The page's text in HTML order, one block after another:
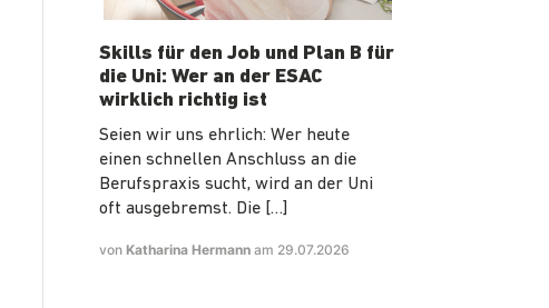
Skills für den Job und Plan B für
die Uni: Wer an der ESAC
wirklich richtig ist
Seien wir uns ehrlich: Wer heute
einen schnellen Anschluss an die
Berufspraxis sucht, wird an der Uni
oft ausgebremst. Die […]
vonKatharina Hermannam 29.07.2026